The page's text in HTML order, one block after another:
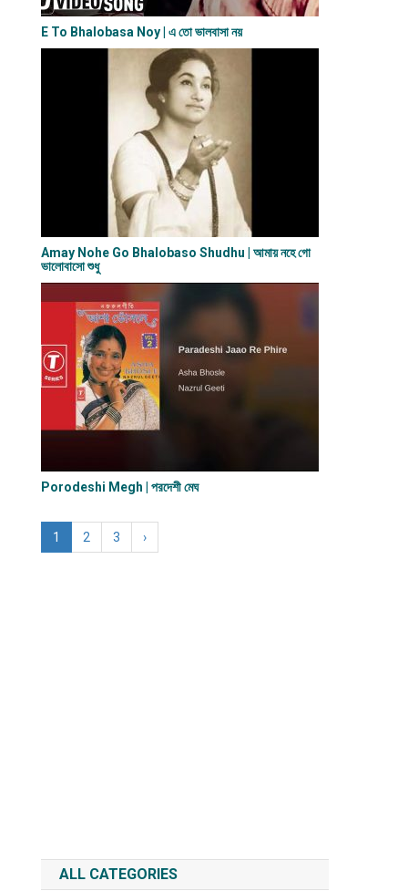
E To Bhalobasa Noy | এ তো ভালবাসা ন​য়
Amay Nohe Go Bhalobaso Shudhu | আমায় নহে গো
ভালোবাসো শুধু
Porodeshi Megh | পরদেশী মেঘ
1 2 3 ›
ALL CATEGORIES